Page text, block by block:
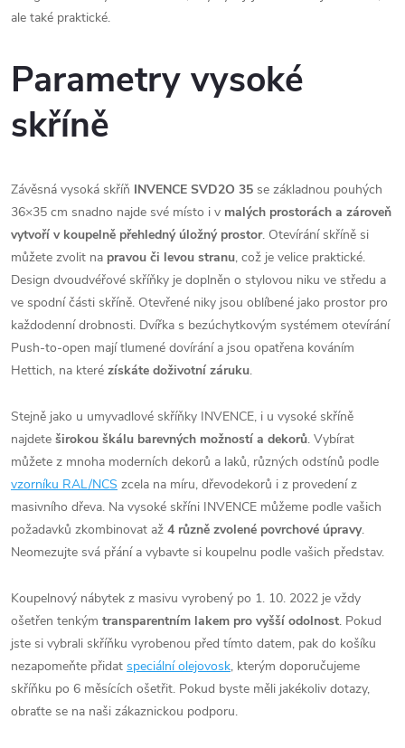
ale také praktické.
Parametry vysoké
skříně
Závěsná vysoká skříň INVENCE SVD2O 35 se základnou pouhých
36×35 cm snadno najde své místo i v malých prostorách a zároveň
vytvoří v koupelně přehledný úložný prostor. Otevírání skříně si
můžete zvolit na pravou či levou stranu, což je velice praktické.
Design dvoudvéřové skříňky je doplněn o stylovou niku ve středu a
ve spodní části skříně. Otevřené niky jsou oblíbené jako prostor pro
každodenní drobnosti. Dvířka s bezúchytkovým systémem otevírání
Push-to-open mají tlumené dovírání a jsou opatřena kováním
Hettich, na které získáte doživotní záruku.
Stejně jako u umyvadlové skříňky INVENCE, i u vysoké skříně
najdete širokou škálu barevných možností a dekorů. Vybírat
můžete z mnoha moderních dekorů a laků, různých odstínů podle
vzorníku RAL/NCS zcela na míru, dřevodekorů i z provedení z
masivního dřeva. Na vysoké skříni INVENCE můžeme podle vašich
požadavků zkombinovat až 4 různě zvolené povrchové úpravy.
Neomezujte svá přání a vybavte si koupelnu podle vašich představ.
Koupelnový nábytek z masivu vyrobený po 1. 10. 2022 je vždy
ošetřen tenkým transparentním lakem pro vyšší odolnost. Pokud
jste si vybrali skříňku vyrobenou před tímto datem, pak do košíku
nezapomeňte přidat speciální olejovosk, kterým doporučujeme
skříňku po 6 měsících ošetřit. Pokud byste měli jakékoliv dotazy,
obraťte se na naši zákaznickou podporu.